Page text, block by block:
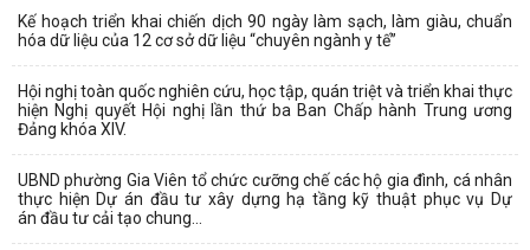
Kế hoạch triển khai chiến dịch 90 ngày làm sạch, làm giàu, chuẩn
hóa dữ liệu của 12 cơ sở dữ liệu “chuyên ngành y tế”
Hội nghị toàn quốc nghiên cứu, học tập, quán triệt và triển khai thực
hiện Nghị quyết Hội nghị lần thứ ba Ban Chấp hành Trung ương
Đảng khóa XIV.
UBND phường Gia Viên tổ chức cưỡng chế các hộ gia đình, cá nhân
thực hiện Dự án đầu tư xây dựng hạ tầng kỹ thuật phục vụ Dự
án đầu tư cải tạo chung...